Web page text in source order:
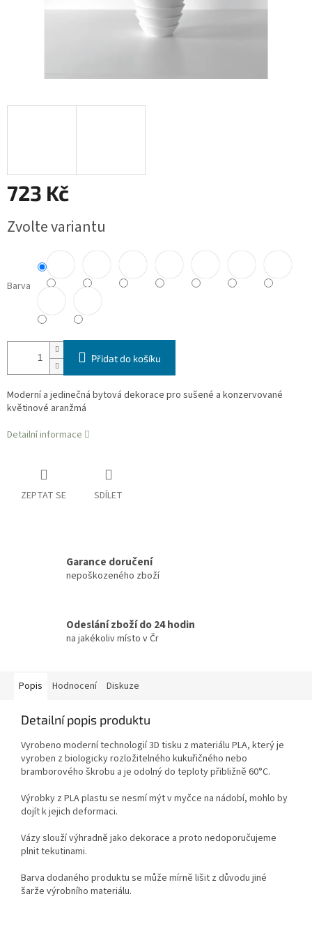
723 Kč
cena:
Zvolte variantu
Barva
Přidat do košíku
Moderní a jedinečná bytová dekorace pro sušené a konzervované
květinové aranžmá
Detailní informace
ZEPTAT SE SDÍLET
Garance doručení
nepoškozeného zboží
Odeslání zboží do 24 hodin
na jakékoliv místo v Čr
Popis Hodnocení Diskuze
Detailní popis produktu
Vyrobeno moderní technologií 3D tisku z materiálu PLA, který je
vyroben z biologicky rozložitelného kukuřičného nebo
bramborového škrobu a je odolný do teploty přibližně 60°C.
Výrobky z PLA plastu se nesmí mýt v myčce na nádobí, mohlo by
dojít k jejich deformaci.
Vázy slouží výhradně jako dekorace a proto nedoporučujeme
plnit tekutinami.
Barva dodaného produktu se může mírně lišit z důvodu jiné
šarže výrobního materiálu.